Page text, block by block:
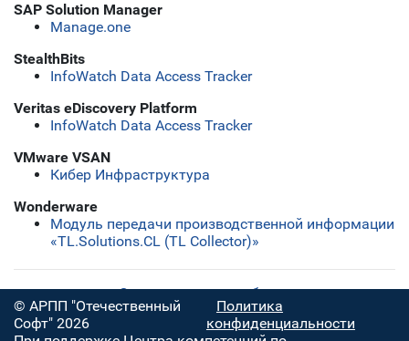
SAP Solution Manager
Manage.one
StealthBits
InfoWatch Data Access Tracker
Veritas eDiscovery Platform
InfoWatch Data Access Tracker
VMware VSAN
Кибер Инфраструктура
Wonderware
Модуль передачи производственной информации
«TL.Solutions.CL (TL Collector)»
Скачать полную таблицу
© АРПП "Отечественный
Софт" 2026
Политика
конфиденциальности